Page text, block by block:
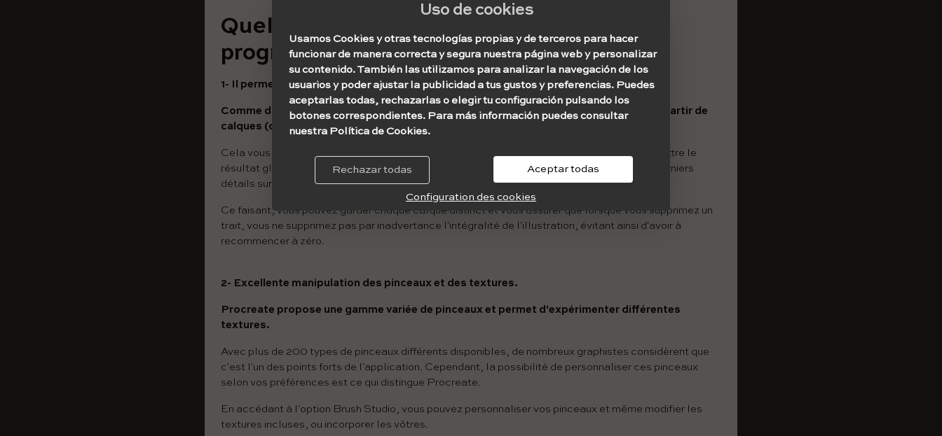
Quelques caractéristiques principales du
programme
1- Il permet de travailler en couches.
Comme dans Photoshop, dans cette application, vous pouvez également travailler à partir de
calques (calques).
Cela vous permet de travailler sur des parties spécifiques de la conception sans compromettre le
résultat global. Par exemple, vous pouvez créer une esquisse sur un calque et affiner les derniers
détails sur un autre.
Ce faisant, vous pouvez garder chaque calque distinct et vous assurer que lorsque vous supprimez un
trait, vous ne supprimez pas par inadvertance l'intégralité de l'illustration, évitant ainsi d'avoir à
recommencer à zéro.
2- Excellente manipulation des pinceaux et des textures.
Procreate propose une gamme variée de pinceaux et permet d'expérimenter différentes
textures.
Avec plus de 200 types de pinceaux différents disponibles, de nombreux graphistes considèrent que
c'est l'un des points forts de l'application. Cependant, la possibilité de personnaliser ces pinceaux
selon vos préférences est ce qui distingue Procreate.
En accédant à l'option Brush Studio, vous pouvez personnaliser vos pinceaux et même modifier les
textures incluses, ou incorporer les vôtres.
Uso de cookies
Usamos Cookies y otras tecnologías propias y de terceros para hacer
funcionar de manera correcta y segura nuestra página web y personalizar
su contenido. También las utilizamos para analizar la navegación de los
usuarios y poder ajustar la publicidad a tus gustos y preferencias. Puedes
aceptarlas todas, rechazarlas o elegir tu configuración pulsando los
botones correspondientes. Para más información puedes consultar
nuestra Política de Cookies.
Rechazar todas Aceptar todas
Configuration des cookies